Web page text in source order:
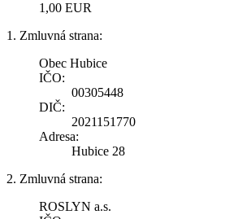
1,00 EUR
1. Zmluvná strana:
Obec Hubice
IČO:
00305448
DIČ:
2021151770
Adresa:
Hubice 28
2. Zmluvná strana:
ROSLYN a.s.